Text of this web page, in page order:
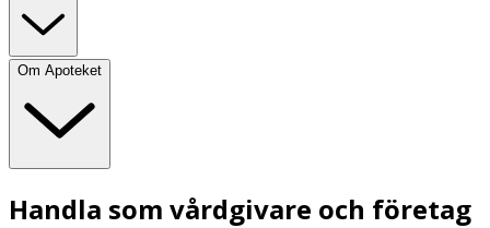
Om Apoteket
Handla som vårdgivare och företag